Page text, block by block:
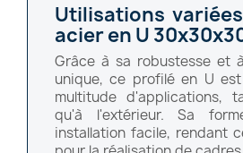
Utilisations
acier en U
Grâce à sa robustesse et
unique, ce profilé en U
multitude d'applications,
qu'à l'extérieur. Sa
installation facile, rendant